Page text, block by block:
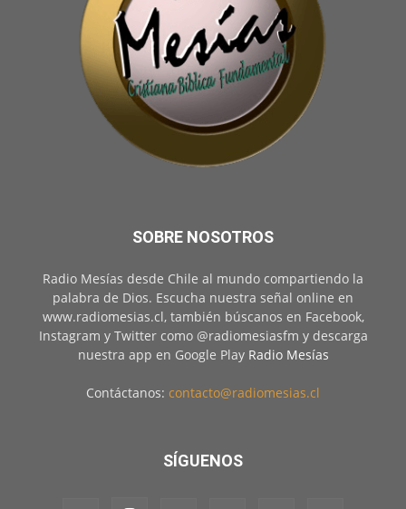
SOBRE NOSOTROS
Radio Mesías desde Chile al mundo compartiendo la
palabra de Dios. Escucha nuestra señal online en
www.radiomesias.cl, también búscanos en Facebook,
Instagram y Twitter como @radiomesiasfm y descarga
nuestra app en Google Play Radio Mesías
Contáctanos: contacto@radiomesias.cl
SÍGUENOS